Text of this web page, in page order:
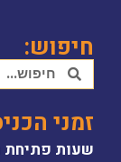
חיפוש:
זמני
שעות פתיחת